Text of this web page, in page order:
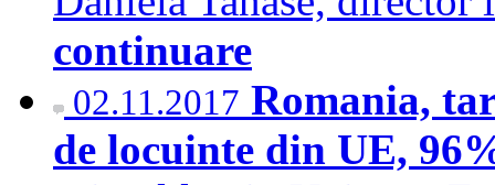
continuare
02.11.2017 Romania,
de locuinte din UE,